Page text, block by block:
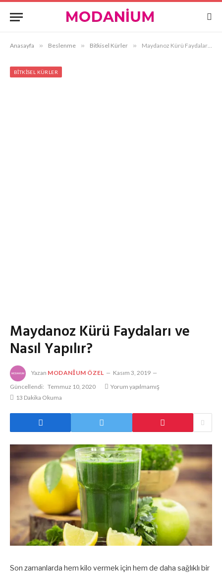
Anasayfa » Beslenme » Bitkisel Kürler » Maydanoz Kürü Faydaları ve Nasıl Yapılır?
BITKISEL KÜRLER
Maydanoz Kürü Faydaları ve
Nasıl Yapılır?
Yazan MODANIUM ÖZEL
Kasım 3, 2019
Güncellendi: Temmuz 10, 2020
Yorum yapılmamış
13 Dakika Okuma
Son zamanlarda hem kilo vermek için hem de daha sağlıklı bir